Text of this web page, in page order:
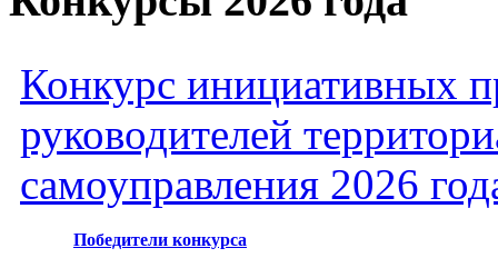
Конкурс инициативных
руководителей
самоуправления 2026
Победители конкурса